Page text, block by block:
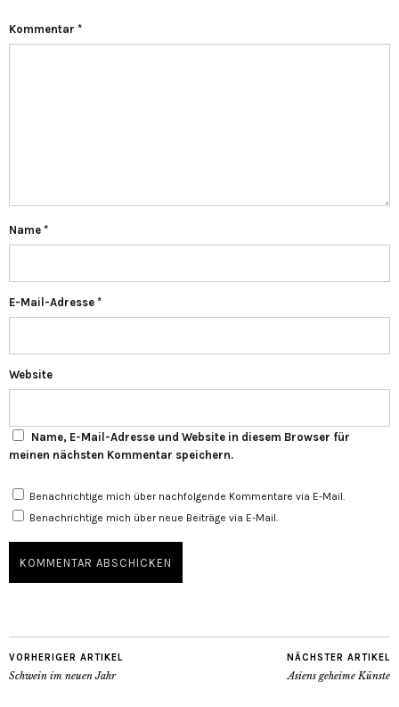
Kommentar *
Name *
E-Mail-Adresse *
Website
Name, E-Mail-Adresse und Website in diesem Browser für
meinen nächsten Kommentar speichern.
Benachrichtige mich über nachfolgende Kommentare via E-Mail.
Benachrichtige mich über neue Beiträge via E-Mail.
VORHERIGER ARTIKEL
Schwein im neuen Jahr
NÄCHSTER ARTIKEL
Asiens geheime Künste